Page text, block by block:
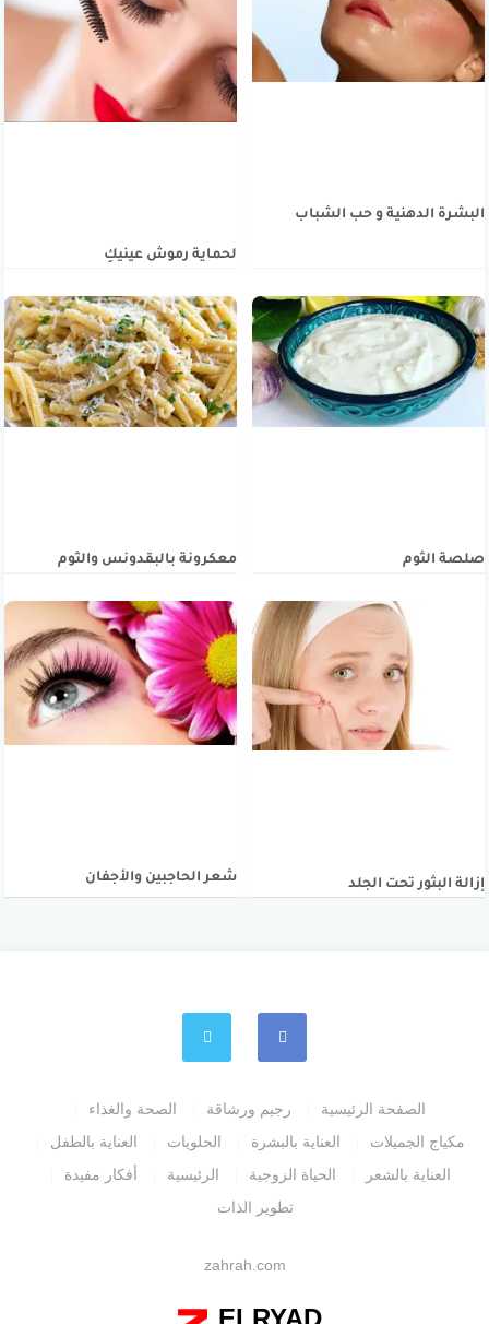
البشرة الدهنية و حب الشباب
لحماية رموش عينيكِ
صلصة الثوم معكرونة بالبقدونس والثوم
إزالة البثور تحت الجلد شعر الحاجبين والأجفان
الصفحة الرئيسية رجيم ورشاقة
الصحة والغذاء
مكياج الجميلات
العناية بالبشرة الحلويات
العناية بالطفل
العناية بالشعر
الحياة الزوجية الرئيسية
أفكار مفيدة
تطوير الذات
zahrah.com
ELRYAD